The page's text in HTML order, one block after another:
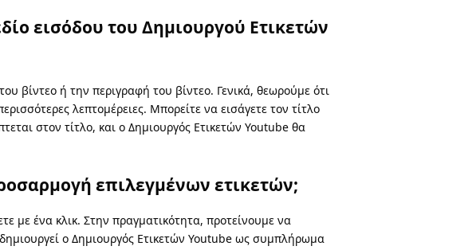
εισόδου του Δημιουργού Ετικετών
βίντεο ή την περιγραφή του βίντεο. Γενικά, θεωρούμε ότι
λεπτομέρειες. Μπορείτε να εισάγετε τον τίτλο
στον τίτλο, και ο Δημιουργός Ετικετών Youtube θα
επιλεγμένων ετικετών;
με ένα κλικ. Στην πραγματικότητα, προτείνουμε να
δημιουργεί ο Δημιουργός Ετικετών Youtube ως συμπλήρωμα